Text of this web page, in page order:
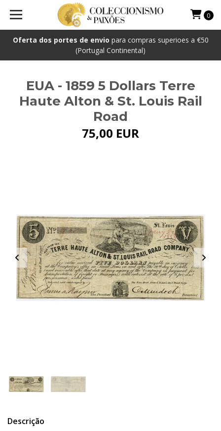
Oferta dos portes de envio para compras superioes a €50
(Portugal Continental)
0
EUA - 1859 5 Dollars Terre
Haute Alton & St. Louis Rail
Road
75,00 EUR
Descrição